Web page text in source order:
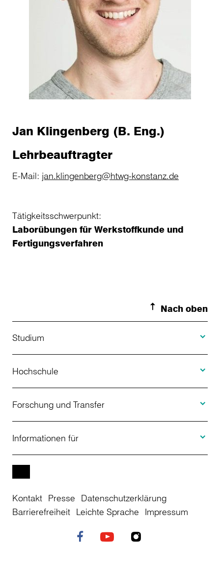
Jan Klingenberg (B. Eng.)
Lehrbeauftragter
E-Mail: jan.klingenberg@htwg-konstanz.de
Tätigkeitsschwerpunkt:
Laborübungen für Werkstoffkunde und
Fertigungsverfahren
Nach oben
Studium
Studienangebot
Bewerbung
Studienberatung
Weiterbildung
Studienkolleg
Hochschule
Über uns
Aktuelles
Einrichtungen
Stellenangebote
Forschung und Transfer
Projekte
Informationen für
Studierende
Kontakt Presse
Datenschutzerklärung
Barrierefreiheit Leichte Sprache Impressum